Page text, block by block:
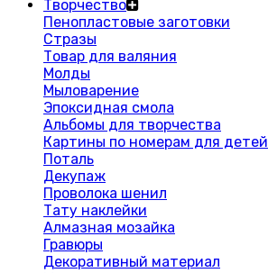
Творчество
Пенопластовые заготовки
Стразы
Товар для валяния
Молды
Мыловарение
Эпоксидная смола
Альбомы для творчества
Картины по номерам для детей
Поталь
Декупаж
Проволока шенил
Тату наклейки
Алмазная мозайка
Гравюры
Декоративный материал